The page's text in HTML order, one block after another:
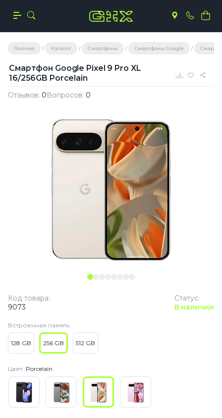
Главная Каталог Смартфоны Смартфоны Google
Смартфон Google Pixel 9 Pro XL
16/256GB Porcelain
Отзывов: 0Вопросов: 0
Статус:
В наличии
Код товара:
9073
Встроенная память
128 GB 256 GB 512 GB
Цвет: Porcelain